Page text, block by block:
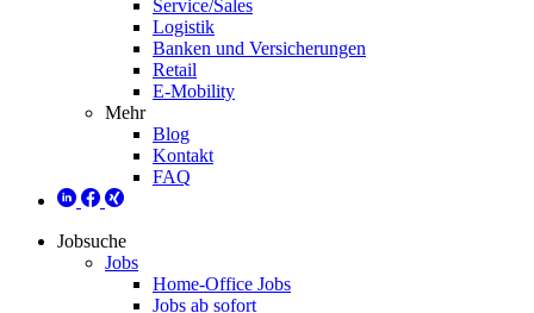
Service/Sales
Logistik
Banken und Versicherungen
Retail
E-Mobility
Mehr
Blog
Kontakt
FAQ
Jobsuche
Jobs
Home-Office Jobs
Jobs ab sofort